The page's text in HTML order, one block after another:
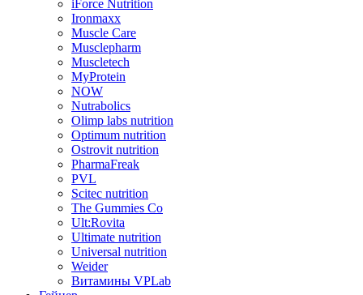
iForce Nutrition
Ironmaxx
Muscle Care
Musclepharm
Muscletech
MyProtein
NOW
Nutrabolics
Olimp labs nutrition
Optimum nutrition
Ostrovit nutrition
PharmaFreak
PVL
Scitec nutrition
The Gummies Co
Ult:Rovita
Ultimate nutrition
Universal nutrition
Weider
Витамины VPLab